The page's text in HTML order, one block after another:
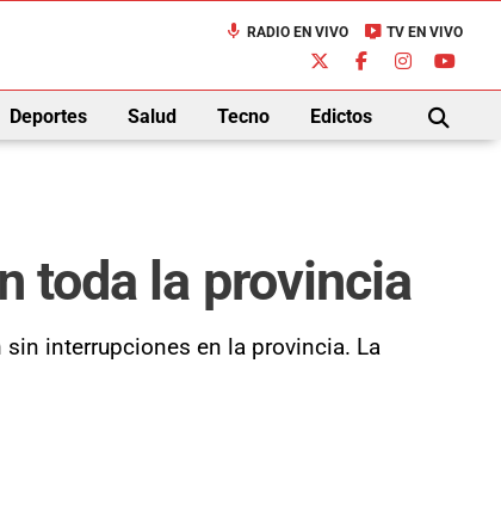
mic RADIO EN VIVO live_tv TV EN VIVO
Deportes Salud Tecno Edictos
BUSCAR
toda la provincia
interrupciones en la provincia. La